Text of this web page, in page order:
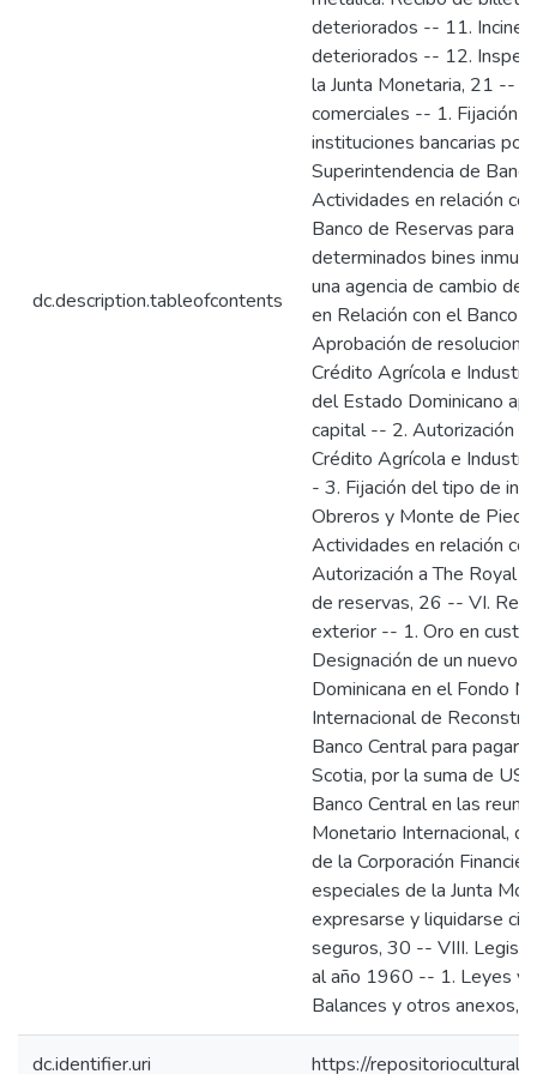
dc.description.tableofcontents
deteriorados -- 11.
deteriorados -- 12.
la Junta Monetaria, 21 --
comerciales -- 1. Fijación
instituciones bancarias
Superintendencia de
Actividades en relación
Banco de Reservas para
determinados bines
una agencia de cambio
en Relación con el Banco
Aprobación de
Crédito Agrícola e
del Estado Dominicano
capital -- 2. Autorización
Crédito Agrícola e
- 3. Fijación del tipo de
Obreros y Monte de
Actividades en relación
Autorización a The Royal
de reservas, 26 -- VI.
exterior -- 1. Oro en
Designación de un nuevo
Dominicana en el Fondo
Internacional de
Banco Central para pagar
Scotia, por la suma de
Banco Central en las
Monetario Internacional,
de la Corporación
especiales de la Junta
expresarse y liquidarse
seguros, 30 -- VIII.
al año 1960 -- 1. Leyes y
Balances y otros anexos,
dc.identifier.uri https://